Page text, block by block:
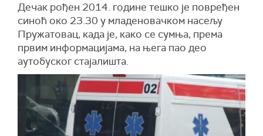
Дечак рођен 2014. године тешко је повређен
синоћ око 23.30 у младеновачком насељу
Пружатовац, када је, како се сумња, према
првим информацијама, на њега пао део
аутобуског стајалишта.